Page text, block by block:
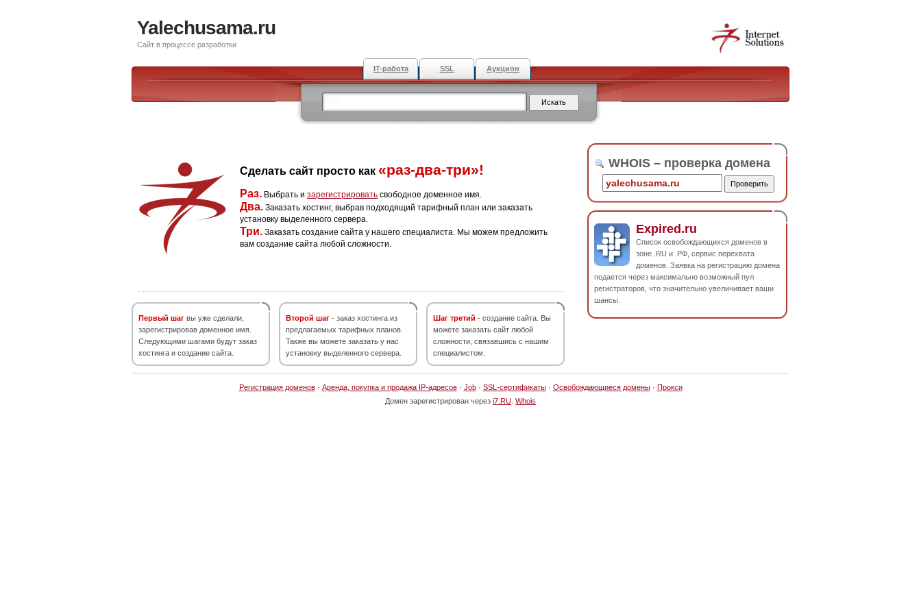
Yalechusama.ru
Сайт в процессе разработки
IT-работа SSL Аукцион
Сделать сайт просто как «раз-два-три»!
Раз. Выбрать и зарегистрировать свободное доменное имя.
Два. Заказать хостинг, выбрав подходящий тарифный план или заказать
установку выделенного сервера.
Три. Заказать создание сайта у нашего специалиста. Мы можем предложить
вам создание сайта любой сложности.
Первый шаг вы уже сделали,
зарегистрировав доменное имя.
Следующими шагами будут заказ
хостинга и создание сайта.
Второй шаг - заказ хостинга из
предлагаемых тарифных планов.
Также вы можете заказать у нас
установку выделенного сервера.
Шаг третий - создание сайта. Вы
можете заказать сайт любой
сложности, связавшись с нашим
специалистом.
WHOIS – проверка домена
Expired.ru
Список освобождающихся доменов в
зоне .RU и .РФ, сервис перехвата
доменов. Заявка на регистрацию домена
подается через максимально возможный пул
регистраторов, что значительно увеличивает ваши
шансы.
Регистрация доменов· Аренда, покупка и продажа IP-адресов· Job· SSL-сертификаты· Освобождающиеся домены· Прокси
Домен зарегистрирован через i7.RU Whois